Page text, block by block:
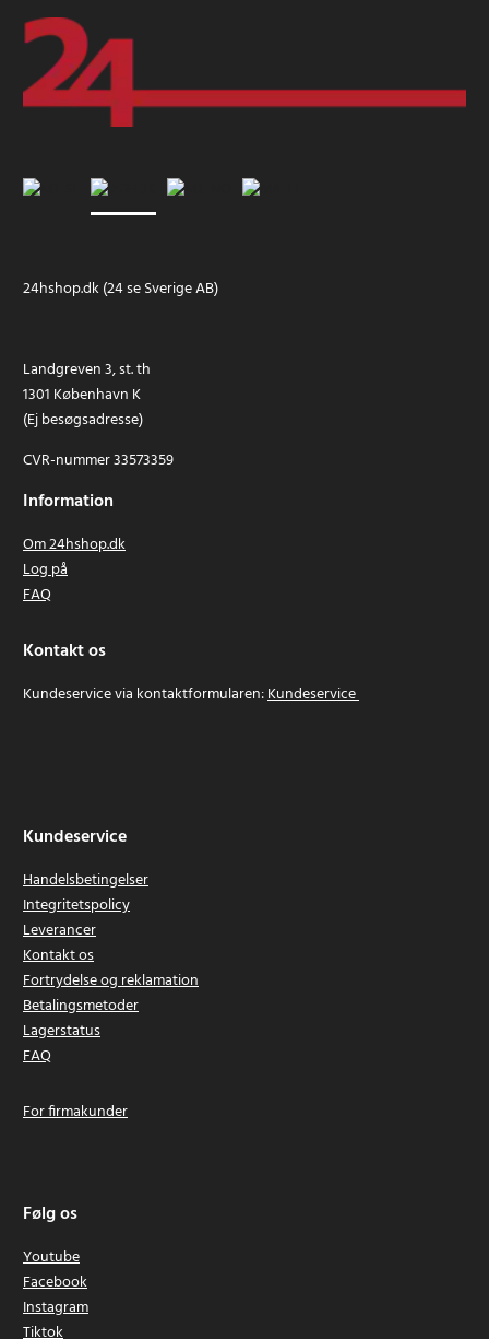
24hshop.dk (24 se Sverige AB)
Landgreven 3, st. th
1301 København K
(Ej besøgsadresse)
CVR-nummer 33573359
Information
Om 24hshop.dk
Log på
FAQ
Kontakt os
Kundeservice via kontaktformularen:Kundeservice
Kundeservice
Handelsbetingelser
Integritetspolicy
Leverancer
Kontakt os
Fortrydelse og reklamation
Betalingsmetoder
Lagerstatus
FAQ
For firmakunder
Følg os
Youtube
Facebook
Instagram
Tiktok